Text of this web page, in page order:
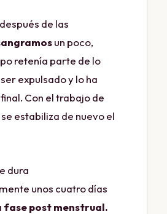
de las
un poco,
retenía parte de lo
expulsado y lo ha
Con el trabajo de
estabiliza de nuevo el
dura
unos cuatro días
fase post menstrual.